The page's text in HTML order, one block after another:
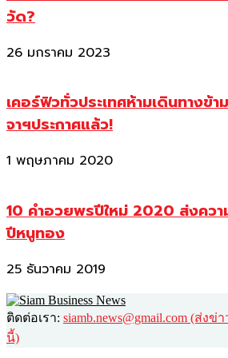
วัด?
26 มกราคม 2023
เคอร์ฟิวทั่วประเทศห้ามเดินทางข้
จาฯประกาศแล้ว!
1 พฤษภาคม 2020
10 คำอวยพรปีใหม่ 2020 ส่งคว
ปีหนูทอง
25 ธันวาคม 2019
ติดต่อเรา: siamb.news@gmail.com (ส่ง
นี้)